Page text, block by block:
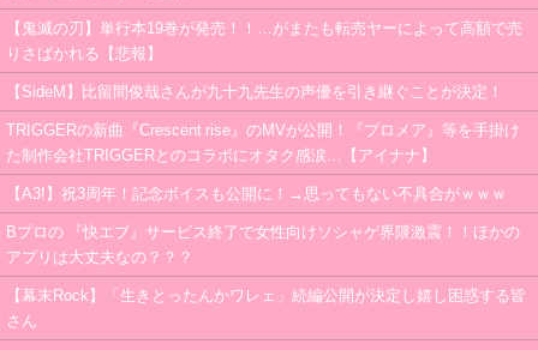
【鬼滅の刃】単行本19巻が発売！！…がまたも転売ヤーによって高額で売
りさばかれる【悲報】
【SideM】比留間俊哉さんが九十九先生の声優を引き継ぐことが決定！
TRIGGERの新曲『Crescent rise』のMVが公開！『プロメア』等を手掛け
た制作会社TRIGGERとのコラボにオタク感涙…【アイナナ】
【A3!】祝3周年！記念ボイスも公開に！→思ってもない不具合がｗｗｗ
Bプロの 『快エブ』サービス終了で女性向けソシャゲ界隈激震！！ほかの
アプリは大丈夫なの？？？
【幕末Rock】「生きとったんかワレェ」続編公開が決定し嬉し困惑する皆
さん